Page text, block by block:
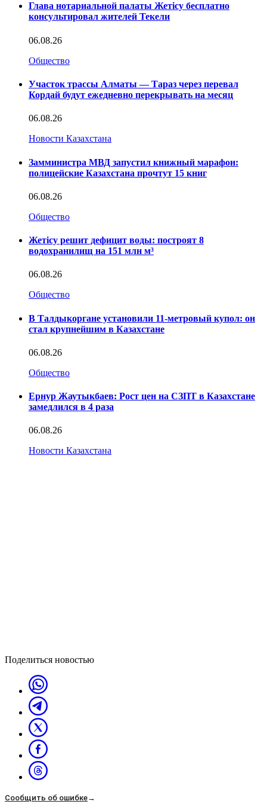
Глава нотариальной палаты Жетісу бесплатно
консультировал жителей Текели
06.08.26
Общество
Участок трассы Алматы — Тараз через перевал
Кордай будут ежедневно перекрывать на месяц
06.08.26
Новости Казахстана
Замминистра МВД запустил книжный марафон:
полицейские Казахстана прочтут 15 книг
06.08.26
Общество
Жетісу решит дефицит воды: построят 8
водохранилищ на 151 млн м³
06.08.26
Общество
В Талдыкоргане установили 11-метровый купол: он
стал крупнейшим в Казахстане
06.08.26
Общество
Ернур Жаутыкбаев: Рост цен на СЗПТ в Казахстане
замедлился в 4 раза
06.08.26
Новости Казахстана
Поделиться новостью
Сообщить об ошибке→